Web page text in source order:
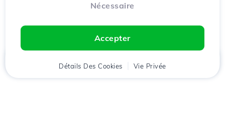
Nécessaire
Accepter
Détails Des Cookies Vie Privée
Client Panier Chat